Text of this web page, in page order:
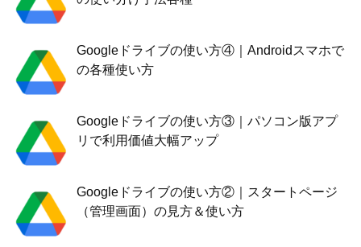
Googleドライブの使い方④｜Androidスマホで
の各種使い方
Googleドライブの使い方③｜パソコン版アプ
リで利用価値大幅アップ
Googleドライブの使い方②｜スタートページ
（管理画面）の見方＆使い方